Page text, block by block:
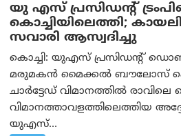
യു എസ് പ്രസിഡന്റ്
കൊച്ചിയിലെത്തി;
സവാരി ആസ്വദിച്ചു
കൊച്ചി: യുഎസ് പ്രസിഡന്റ്
മരുമകൻ മൈക്കൽ ബൗലോസ്
ചാർട്ടേഡ് വിമാനത്തിൽ രാവിലെ
വിമാനത്താവളത്തിലെത്തിയ
യുഎസ്...